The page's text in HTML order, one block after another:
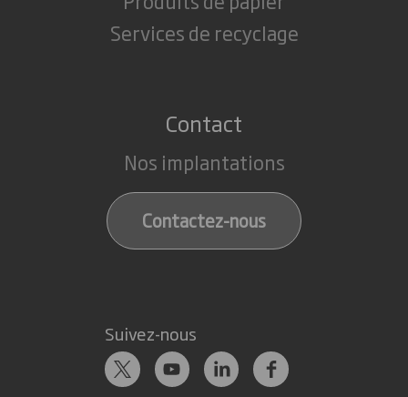
Services de recyclage
Contact
Nos implantations
Contactez-nous
Suivez-nous